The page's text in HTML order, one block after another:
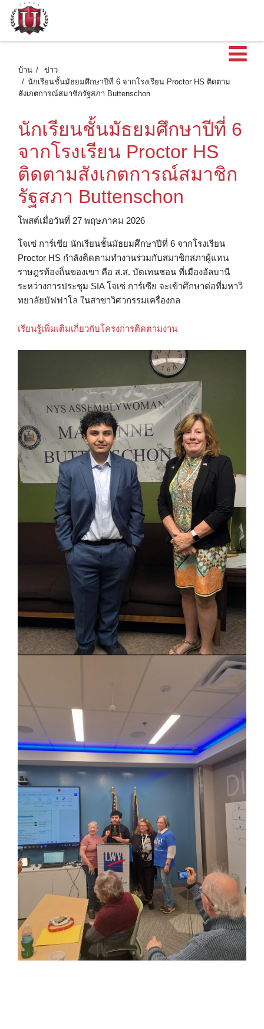
เ
บ้าน
ข่าว
นักเรียนชั้นมัธยมศึกษาปีที่ 6 จากโรงเรียน Proctor HS ติดตาม
สังเกตการณ์สมาชิกรัฐสภา Buttenschon
นักเรียนชั้นมัธยมศึกษาปีที่ 6
จากโรงเรียน Proctor HS
ติดตามสังเกตการณ์สมาชิก
รัฐสภา Buttenschon
โพสต์เมื่อวันที่ 27 พฤษภาคม 2026
โจเซ่ การ์เซีย นักเรียนชั้นมัธยมศึกษาปีที่ 6 จากโรงเรียน
Proctor HS กำลังติดตามทำงานร่วมกับสมาชิกสภาผู้แทน
ราษฎรท้องถิ่นของเขา คือ ส.ส. บัตเทนชอน ที่เมืองอัลบานี
ระหว่างการประชุม SIA โจเซ่ การ์เซีย จะเข้าศึกษาต่อที่มหาวิ
ทยาลัยบัฟฟาโล ในสาขาวิศวกรรมเครื่องกล
เรียนรู้เพิ่มเติมเกี่ยวกับโครงการติดตามงาน